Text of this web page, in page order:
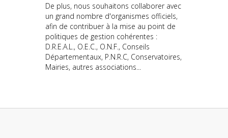
De plus, nous souhaitons collaborer avec
un grand nombre d'organismes officiels,
afin de contribuer à la mise au point de
politiques de gestion cohérentes :
D.R.E.A.L., O.E.C., O.N.F., Conseils
Départementaux, P.N.R.C, Conservatoires,
Mairies, autres associations...